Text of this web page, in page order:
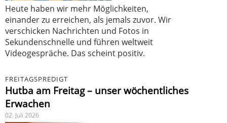
Heute haben wir mehr Möglichkeiten,
einander zu erreichen, als jemals zuvor. Wir
verschicken Nachrichten und Fotos in
Sekundenschnelle und führen weltweit
Videogespräche. Das scheint positiv.
FREITAGSPREDIGT
Hutba am Freitag – unser wöchentliches
Erwachen
02. Juli 2026